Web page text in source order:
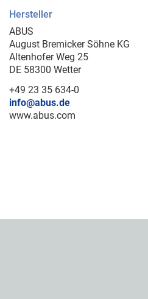
Hersteller
ABUS
August Bremicker Söhne KG
Altenhofer Weg 25
DE 58300 Wetter
+49 23 35 634-0
info@abus.de
www.abus.com